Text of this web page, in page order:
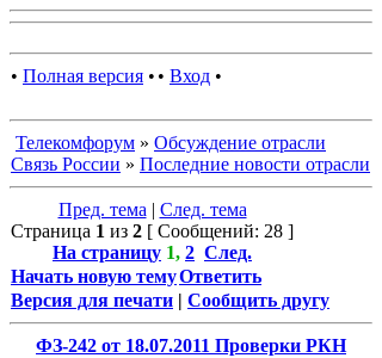
• Полная версия • • Вход •
Телекомфорум » Обсуждение отрасли
Связь России » Последние новости отрасли
Пред. тема | След. тема
Страница 1 из 2 [ Сообщений: 28 ]
На страницу 1, 2 След.
Начать новую темуОтветить
Версия для печати | Сообщить другу
ФЗ-242 от 18.07.2011 Проверки РКН